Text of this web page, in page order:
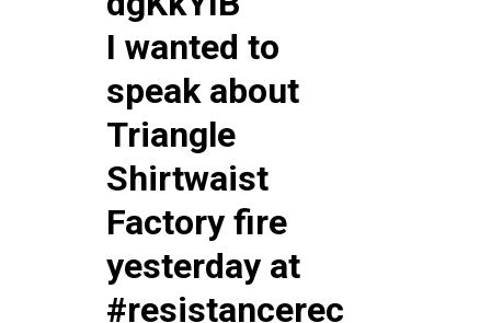
Related
Intempéries : Écoles fermées à la
I wanted to
speak about
Triangle
Shirtwaist
Factory fire
yesterday at
#resistancerec